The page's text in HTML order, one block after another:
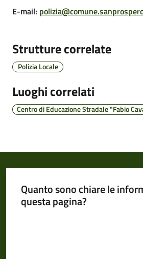
e
Sportello
telematico
Tutti
gli
E-mail:
Strutture correlate
Polizia Locale
Luoghi correlati
Centro di Educazione Stradale "Fabio
Quanto sono chiare le
questa pagina?